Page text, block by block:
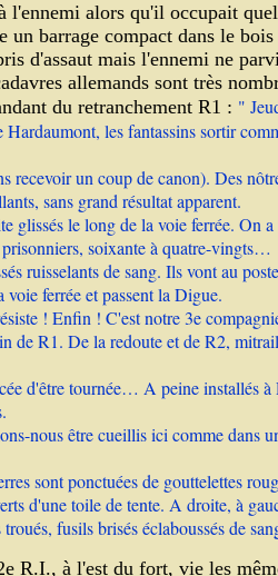
alors qu'il occupait
un barrage compact dans le
d'assaut mais l'ennemi ne
allemands sont très
du retranchement R1 : "
les fantassins sortir
recevoir un coup de canon). Des
sans grand résultat apparent.
glissés le long de la voie ferrée. On
soixante à quatre-vingts…
ruisselants de sang. Ils vont au
ferrée et passent la Digue.
! Enfin ! C'est notre 3e
de R1. De la redoute et de R2,
d'être tournée… A peine installés à
nous être cueillis ici comme dans
sont ponctuées de gouttelettes
d'une toile de tente. A droite, à
fusils brisés éclaboussés de
R.I., à l'est du fort, vie les